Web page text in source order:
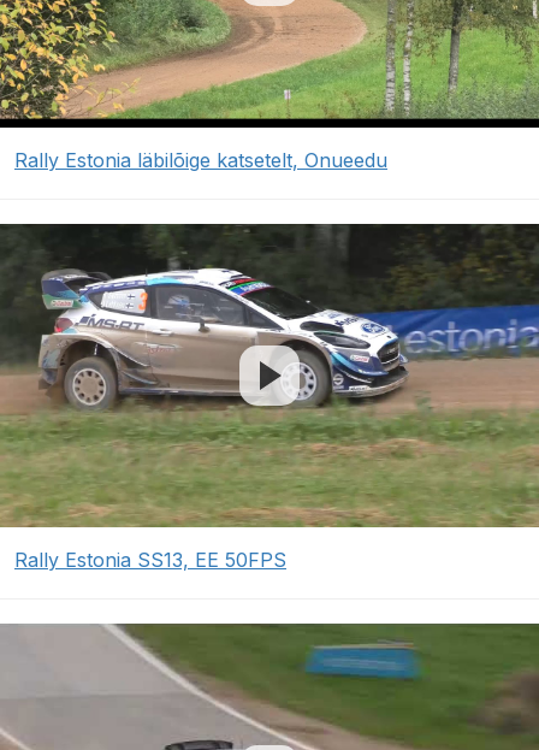
Rally Estonia läbilõige katsetelt, Onueedu
Rally Estonia SS13, EE 50FPS